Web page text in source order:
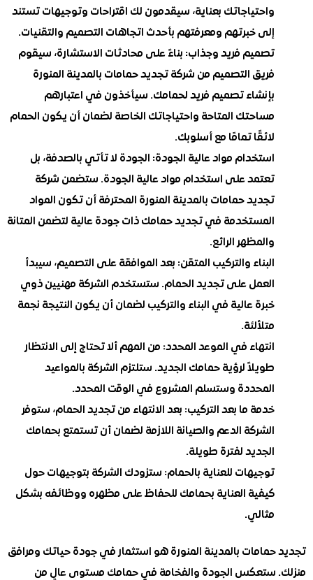
واحتياجاتك بعناية، سيقدمون لك اقتراحات وتوجيهات تستند
إلى خبرتهم ومعرفتهم بأحدث اتجاهات التصميم والتقنيات.
تصميم فريد وجذاب: بناءً على محادثات الاستشارة، سيقوم
فريق التصميم من شركة تجديد حمامات بالمدينة المنورة
بإنشاء تصميم فريد لحمامك. سيأخذون في اعتبارهم
مساحتك المتاحة واحتياجاتك الخاصة لضمان أن يكون الحمام
لائقًا تمامًا مع أسلوبك.
استخدام مواد عالية الجودة: الجودة لا تأتي بالصدفة، بل
تعتمد على استخدام مواد عالية الجودة. ستضمن شركة
تجديد حمامات بالمدينة المنورة المحترفة أن تكون المواد
المستخدمة في تجديد حمامك ذات جودة عالية لتضمن المتانة
والمظهر الرائع.
البناء والتركيب المتقن: بعد الموافقة على التصميم، سيبدأ
العمل على تجديد الحمام. ستستخدم الشركة مهنيين ذوي
خبرة عالية في البناء والتركيب لضمان أن يكون النتيجة نجمة
انتهاء في الموعد المحدد: من المهم ألا تحتاج إلى الانتظار
طويلاً لرؤية حمامك الجديد. ستلتزم الشركة بالمواعيد
المحددة وستسلم المشروع في الوقت المحدد.
خدمة ما بعد التركيب: بعد الانتهاء من تجديد الحمام، ستوفر
الشركة الدعم والصيانة اللازمة لضمان أن تستمتع بحمامك
الجديد لفترة طويلة.
توجيهات للعناية بالحمام: ستزودك الشركة بتوجيهات حول
كيفية العناية بحمامك للحفاظ على مظهره ووظائفه بشكل
بالمدينة المنورة هو استثمار في جودة حياتك ومرافق
ستعكس الجودة والفخامة في حمامك مستوى عالٍ من